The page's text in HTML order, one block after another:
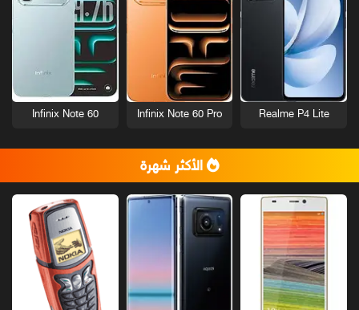
Realme P4 Lite
Infinix Note 60 Pro
Infinix Note 60
الأكثر شهرة